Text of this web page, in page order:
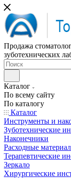
Продажа
зуботехнических
Каталог
По всему сайту
По каталогу
Каталог
Инструменты и
Зуботехнические
Наконечники
Расходные
Терапевтические
Зеркало
Хирургические